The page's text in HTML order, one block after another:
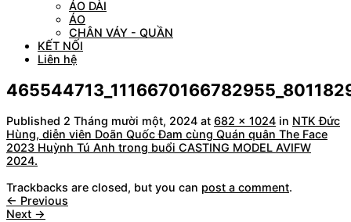
ÁO DÀI
ÁO
CHÂN VÁY - QUẦN
KẾT NỐI
Liên hệ
Published 2 Tháng mười một, 2024 at 682 × 1024 in NTK Đức
Hùng, diễn viên Doãn Quốc Đam cùng Quán quân The Face
2023 Huỳnh Tú Anh trong buổi CASTING MODEL AVIFW
2024.
Trackbacks are closed, but you can post a comment.
← Previous
Next →